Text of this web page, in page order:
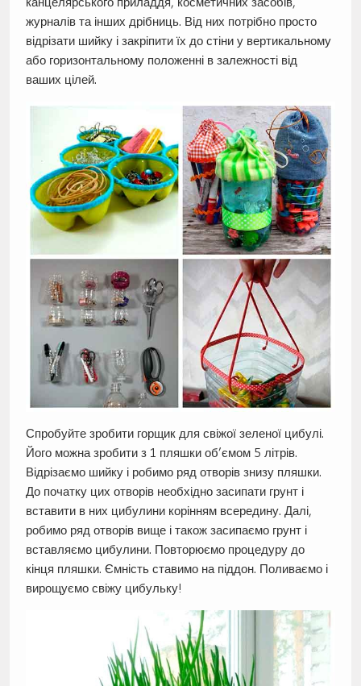
журналів та інших дрібниць. Від них потрібно просто
відрізати шийку і закріпити їх до стіни у вертикальному
або горизонтальному положенні в залежності від
ваших цілей.
Спробуйте зробити горщик для свіжої зеленої цибулі.
Його можна зробити з 1 пляшки об’ємом 5 літрів.
Відрізаємо шийку і робимо ряд отворів знизу пляшки.
До початку цих отворів необхідно засипати грунт і
вставити в них цибулини корінням всередину. Далі,
робимо ряд отворів вище і також засипаємо грунт і
вставляємо цибулини. Повторюємо процедуру до
кінця пляшки. Ємність ставимо на піддон. Поливаємо і
вирощуємо свіжу цибульку!